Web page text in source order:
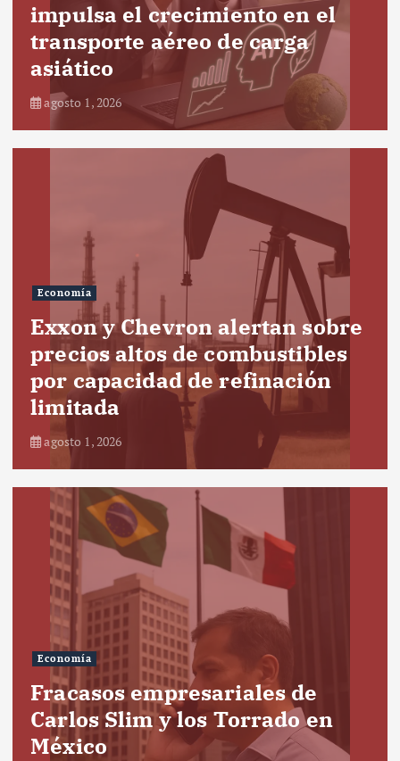
impulsa el crecimiento en el
transporte aéreo de carga
asiático
agosto 1, 2026
Economía
Exxon y Chevron alertan sobre
precios altos de combustibles
por capacidad de refinación
limitada
agosto 1, 2026
Economía
Fracasos empresariales de
Carlos Slim y los Torrado en
México